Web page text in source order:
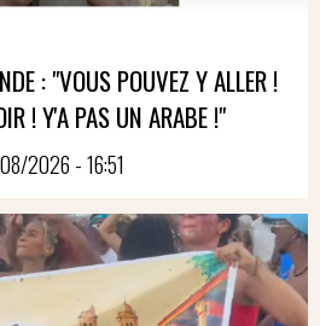
: "VOUS POUVEZ Y ALLER !
! Y'A PAS UN ARABE !"
2026 - 16:51